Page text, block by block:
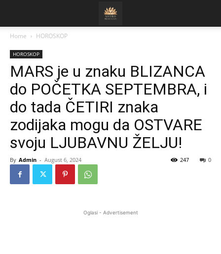
Home HOROSKOP
HOROSKOP
MARS je u znaku BLIZANCA
do POČETKA SEPTEMBRA, i
do tada ČETIRI znaka
zodijaka mogu da OSTVARE
svoju LJUBAVNU ŽELJU!
By Admin - August 6, 2024 0
247
Oglasi - Advertisement